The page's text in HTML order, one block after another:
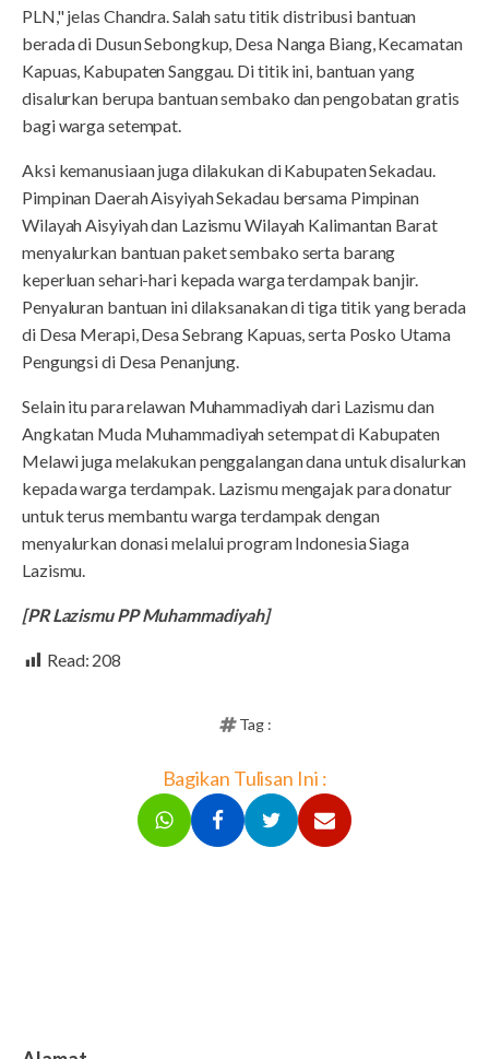
PLN," jelas Chandra. Salah satu titik distribusi bantuan
berada di Dusun Sebongkup, Desa Nanga Biang, Kecamatan
Kapuas, Kabupaten Sanggau. Di titik ini, bantuan yang
disalurkan berupa bantuan sembako dan pengobatan gratis
bagi warga setempat.
Aksi kemanusiaan juga dilakukan di Kabupaten Sekadau.
Pimpinan Daerah Aisyiyah Sekadau bersama Pimpinan
Wilayah Aisyiyah dan Lazismu Wilayah Kalimantan Barat
menyalurkan bantuan paket sembako serta barang
keperluan sehari-hari kepada warga terdampak banjir.
Penyaluran bantuan ini dilaksanakan di tiga titik yang berada
di Desa Merapi, Desa Sebrang Kapuas, serta Posko Utama
Pengungsi di Desa Penanjung.
Selain itu para relawan Muhammadiyah dari Lazismu dan
Angkatan Muda Muhammadiyah setempat di Kabupaten
Melawi juga melakukan penggalangan dana untuk disalurkan
kepada warga terdampak. Lazismu mengajak para donatur
untuk terus membantu warga terdampak dengan
menyalurkan donasi melalui program Indonesia Siaga
Lazismu.
[PR Lazismu PP Muhammadiyah]
Read: 208
Tag :
Bagikan Tulisan Ini :